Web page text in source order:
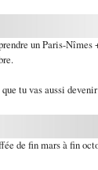
un Paris-
tu vas aussi
de fin mars à fin